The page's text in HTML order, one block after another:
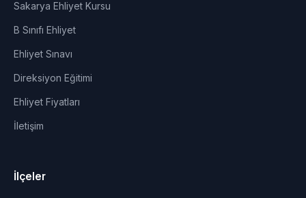
Sakarya Ehliyet Kursu
B Sınıfı Ehliyet
Ehliyet Sınavı
Direksiyon Eğitimi
Ehliyet Fiyatları
İletişim
İlçeler